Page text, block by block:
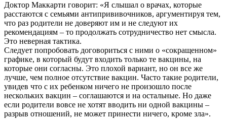
Доктор Маккарти говорит: «Я слышал о врачах, которые
расстаются с семьями антипрививочников, аргументируя тем,
что раз родители не доверяют им и не следуют их
рекомендациям – то продолжать сотрудничество нет смысла.
Это неверная тактика.
Следует попробовать договориться с ними о «сокращенном»
графике, в который будут входить только те вакцины, на
которые они согласны. Это плохой вариант, но он все же
лучше, чем полное отсутствие вакцин. Часто такие родители,
увидев что с их ребенком ничего не произошло после
нескольких вакцин – соглашаются и на остальные. Но даже
если родители вовсе не хотят вводить ни одной вакцины –
разрыв отношений, не может принести ничего, кроме зла».